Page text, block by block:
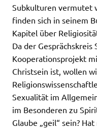
Subkulturen vermutet
finden sich in seinem
Kapitel über
Da der Gesprächskreis
Kooperationsprojekt
Christsein ist, wollen
Sexualität im
im Besonderen zu
Glaube „geil“ sein?